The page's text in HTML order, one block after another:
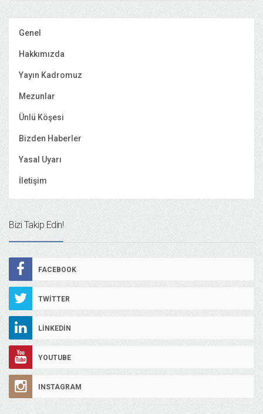
Genel
Hakkımızda
Yayın Kadromuz
Mezunlar
Ünlü Köşesi
Bizden Haberler
Yasal Uyarı
İletişim
Bizi Takip Edin!
FACEBOOK
TWITTER
LINKEDIN
YOUTUBE
INSTAGRAM